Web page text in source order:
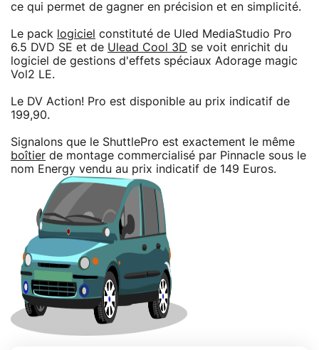
ce qui permet de gagner en précision et en simplicité.
Le pack logiciel constituté de Uled MediaStudio Pro
6.5 DVD SE et de Ulead Cool 3D se voit enrichit du
logiciel de gestions d'effets spéciaux Adorage magic
Vol2 LE.
Le DV Action! Pro est disponible au prix indicatif de
199,90.
Signalons que le ShuttlePro est exactement le même
boîtier de montage commercialisé par Pinnacle sous le
nom Energy vendu au prix indicatif de 149 Euros.